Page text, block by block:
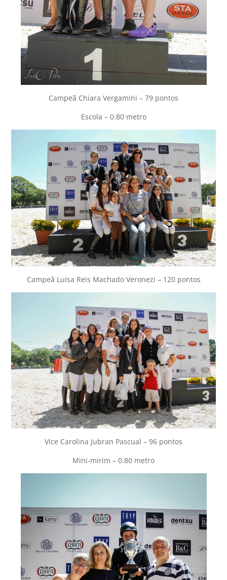
Campeã Chiara Vergamini – 79 pontos
Escola – 0.80 metro
Campeã Luisa Reis Machado Veronezi – 120 pontos
Vice Carolina Jubran Pascual – 96 pontos
Mini-mirim – 0.80 metro